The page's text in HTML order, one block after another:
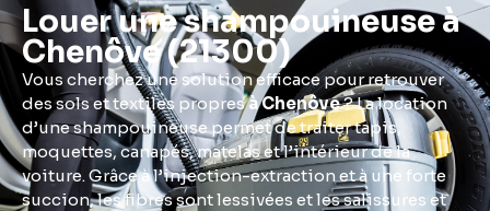
Louer une shampouineuse à
Chenôve (21300)
Vous cherchez une solution efficace pour retrouver
des sols et textiles propresà Chenôve? La location
d’une shampouineuse permet de traiter tapis,
moquettes, canapés, matelas et l’intérieur de la
voiture. Grâce à l’injection-extraction et à une forte
succion, les fibres sont lessivées et les salissures et